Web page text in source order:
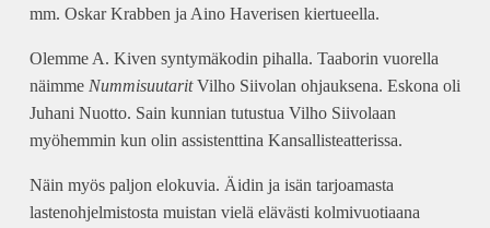
mm. Oskar Krabben ja Aino Haverisen kiertueella.
Olemme A. Kiven syntymäkodin pihalla. Taaborin vuorella
näimme NummisuutaritVilho Siivolan ohjauksena. Eskona oli
Juhani Nuotto. Sain kunnian tutustua Vilho Siivolaan
myöhemmin kun olin assistenttina Kansallisteatterissa.
Näin myös paljon elokuvia. Äidin ja isän tarjoamasta
lastenohjelmistosta muistan vielä elävästi kolmivuotiaana